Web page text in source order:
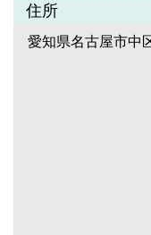
住所
愛知県名古屋市中